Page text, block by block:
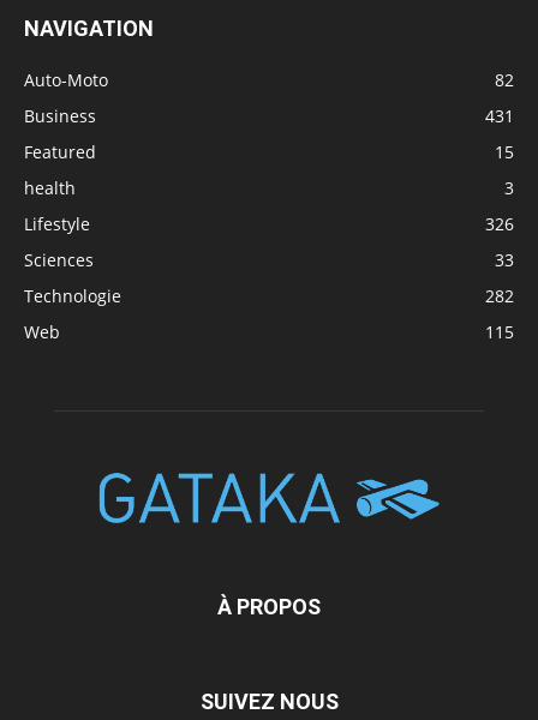
NAVIGATION
Auto-Moto
82
Business
431
Featured
15
health
3
Lifestyle
326
Sciences
33
Technologie
282
Web
115
À PROPOS
SUIVEZ NOUS